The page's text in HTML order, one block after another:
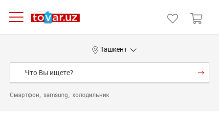
Ташкент
Смартфон samsung холодильник